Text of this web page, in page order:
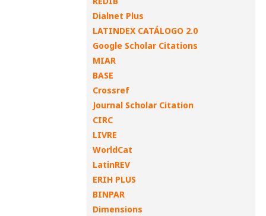
Dialnet Plus
LATINDEX CATÁLOGO 2.0
Google Scholar Citations
MIAR
BASE
Crossref
Journal Scholar Citation
CIRC
LIVRE
WorldCat
LatinREV
ERIH PLUS
BINPAR
Dimensions